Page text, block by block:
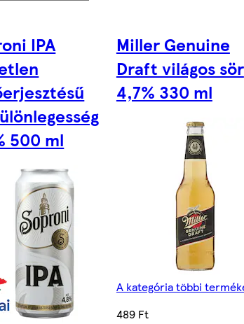
IPA
500 ml
Miller Genuine
Draft világos sör
4,7% 330 ml
A kategória többi
489 Ft